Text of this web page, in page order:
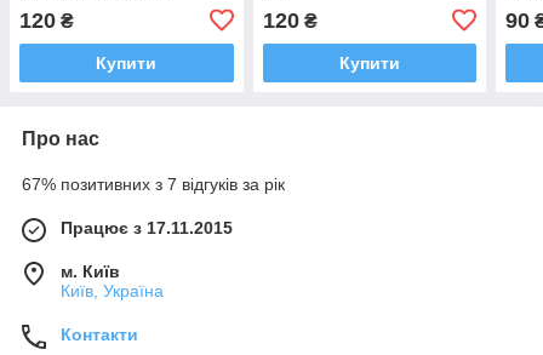
120 ₴
Купити
120₴
Купити
90
Про нас
67% позитивних з 7 відгуків за рік
Працює з 17.11.2015
м. Київ
Київ, Україна
Контакти